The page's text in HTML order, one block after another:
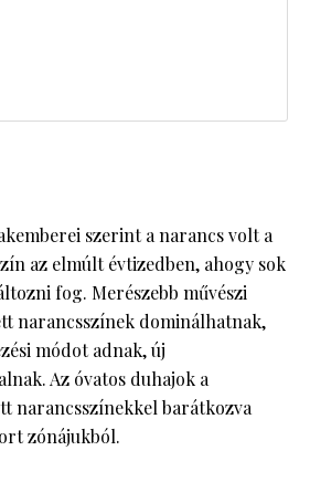
szerint a narancs volt a
az elmúlt évtizedben, ahogy sok
fog. Merészebb művészi
narancsszínek dominálhatnak,
módot adnak, új
Az óvatos duhajok a
narancsszínekkel barátkozva
zónájukból.